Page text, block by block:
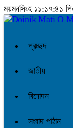
ময়মনসিংহ ১১:১৭:৪২
প্রচ্ছদ
জাতীয়
বিনোদন
সংবাদ পাঠান